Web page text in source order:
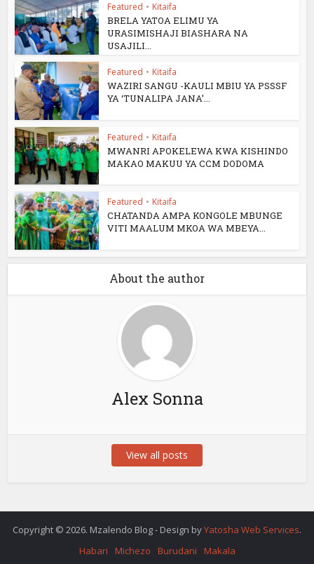
Featured • Kitaifa
BRELA YATOA ELIMU YA
URASIMISHAJI BIASHARA NA
USAJILI...
Featured • Kitaifa
WAZIRI SANGU -KAULI MBIU YA PSSSF
YA ‘TUNALIPA JANA’...
Featured • Kitaifa
MWANRI APOKELEWA KWA KISHINDO
MAKAO MAKUU YA CCM DODOMA
Featured • Kitaifa
CHATANDA AMPA KONGOLE MBUNGE
VITI MAALUM MKOA WA MBEYA...
About the author
Alex Sonna
View all posts
Copyright © 2026. Mzalendo Blog - Design byYatosha Web Services.
Habari
Michezo Burudani Makala